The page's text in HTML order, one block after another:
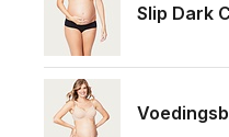
Slip Dark